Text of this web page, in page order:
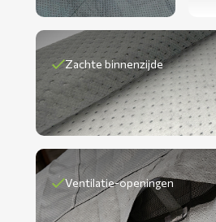
Zachte binnenzijde
Ventilatie-openingen